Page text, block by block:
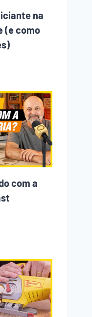
na
(e como
com a